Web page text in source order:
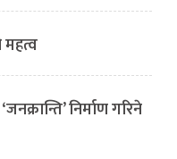
महत्व
निर्माण गरिने